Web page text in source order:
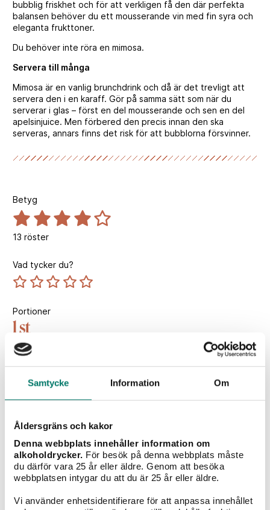
Samtycke Information Om
Åldersgräns och kakor
Denna webbplats innehåller information om
alkoholdrycker. För besök på denna webbplats måste
du därför vara 25 år eller äldre. Genom att besöka
webbplatsen intygar du att du är 25 år eller äldre.
Vi använder enhetsidentifierare för att anpassa innehållet
bubblig friskhet och för att verkligen få den där perfekta
balansen behöver du ett mousserande vin med fin syra och
eleganta frukttoner.
Du behöver inte röra en mimosa.
Servera till många
Mimosa är en vanlig brunchdrink och då är det trevligt att
servera den i en karaff. Gör på samma sätt som när du
serverar i glas – först en del mousserande och sen en del
apelsinjuice. Men förbered den precis innan den ska
serveras, annars finns det risk för att bubblorna försvinner.
Betyg
13 röster
Vad tycker du?
Portioner
1 st
5 min
Vintips till maten